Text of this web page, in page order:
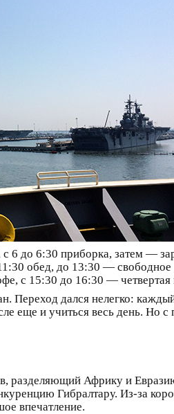
6 до 6:30 приборка, затем —
обед, до 13:30 —
с 15:30 до 16:30 —
Переход дался нелегко:
еще и учиться весь день. Но
разделяющий Африку и
Гибралтару. Из-за
впечатление.